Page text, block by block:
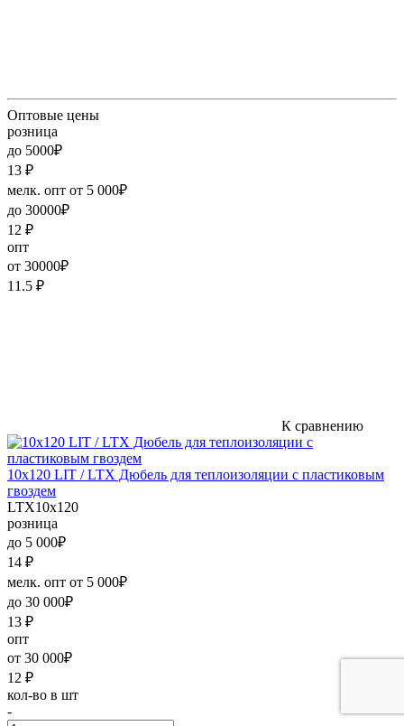
Оптовые цены
розница
до 5000₽
13 ₽
мелк. опт от 5 000₽
до 30000₽
12 ₽
опт
от 30000₽
11.5 ₽
К сравнению
10х120 LIT / LTX Дюбель для теплоизоляции с пластиковым
гвоздем
LTX10х120
розница
до 5 000₽
14 ₽
мелк. опт от 5 000₽
до 30 000₽
13 ₽
опт
от 30 000₽
12 ₽
кол-во в шт
-